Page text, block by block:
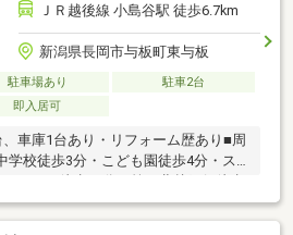
ＪＲ越後線 小島谷駅 徒歩6.7km
新潟県長岡市与板町東与板
駐車場あり
駐車2台
即入居可
車庫1台あり・リフォーム歴あり■周
学校徒歩3分・こども園徒歩4分・ス
ルシア徒歩13分・第四北越銀行徒歩
方にオススメ・ご家族の多い方・広
や各種手続きがしやすい環境がい